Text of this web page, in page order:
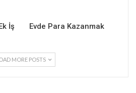
İş
Evde Para Kazanmak
MORE POSTS